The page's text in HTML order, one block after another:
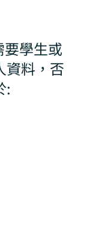
學生或
資料，否
: